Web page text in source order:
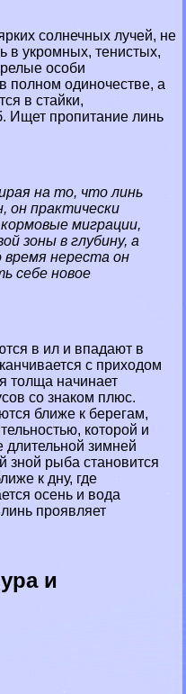
солнечных лучей, не
в укромных, тенистых,
особи
полном одиночестве, а
в стайки,
Ищет пропитание линь
на то, что линь
он пpaктически
миграции,
зоны в глубину, а
время нереста он
себе новое
в ил и впадают в
с приходом
толща начинает
со знаком плюс.
ближе к берегам,
которой и
длительной зимней
зной рыба становится
к дну, где
осень и вода
проявляет
и